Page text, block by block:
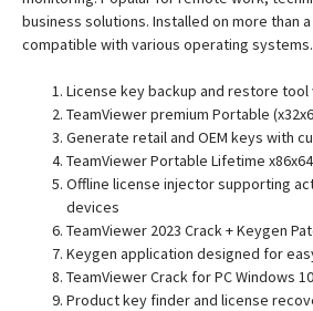
business solutions. Installed on more than
compatible with various operating systems.
License key backup and restore
TeamViewer premium Portable
Generate retail and OEM keys with
TeamViewer Portable Lifetime
Offline license injector supporting
devices
TeamViewer 2023 Crack + Keygen
Keygen application designed for
TeamViewer Crack for PC Windows
Product key finder and license